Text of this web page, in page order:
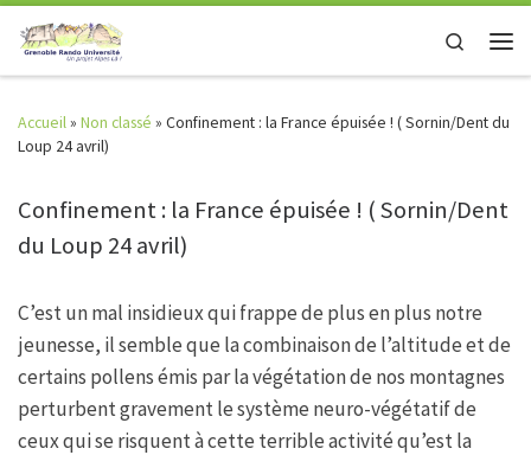
Skip to content
Search
Accueil» Non classé » Confinement : la France épuisée ! ( Sornin/Dent du
Loup 24 avril)
Confinement : la France épuisée ! ( Sornin/Dent
du Loup 24 avril)
C’est un mal insidieux qui frappe de plus en plus notre
jeunesse, il semble que la combinaison de l’altitude et de
certains pollens émis par la végétation de nos montagnes
perturbent gravement le système neuro-végétatif de
ceux qui se risquent à cette terrible activité qu’est la